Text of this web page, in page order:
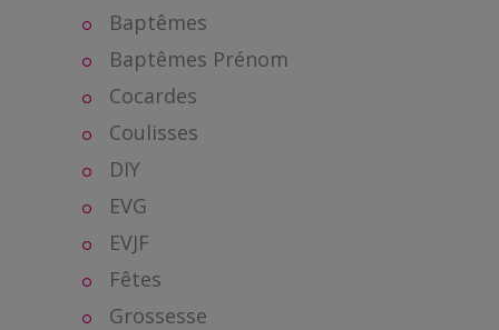
Baptêmes
Baptêmes Prénom
Cocardes
Coulisses
DIY
EVG
EVJF
Fêtes
Grossesse